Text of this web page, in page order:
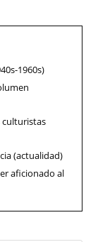
1960s)
culturistas
(actualidad)
aficionado al